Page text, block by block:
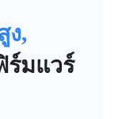
ง,
ร์มแวร์